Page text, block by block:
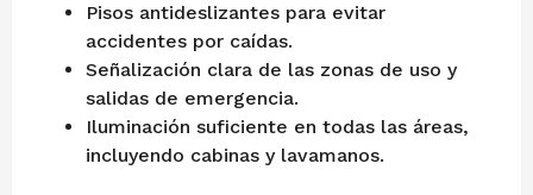
Pisos antideslizantes para evitar
accidentes por caídas.
Señalización clara de las zonas de uso y
salidas de emergencia.
Iluminación suficiente en todas las áreas,
incluyendo cabinas y lavamanos.